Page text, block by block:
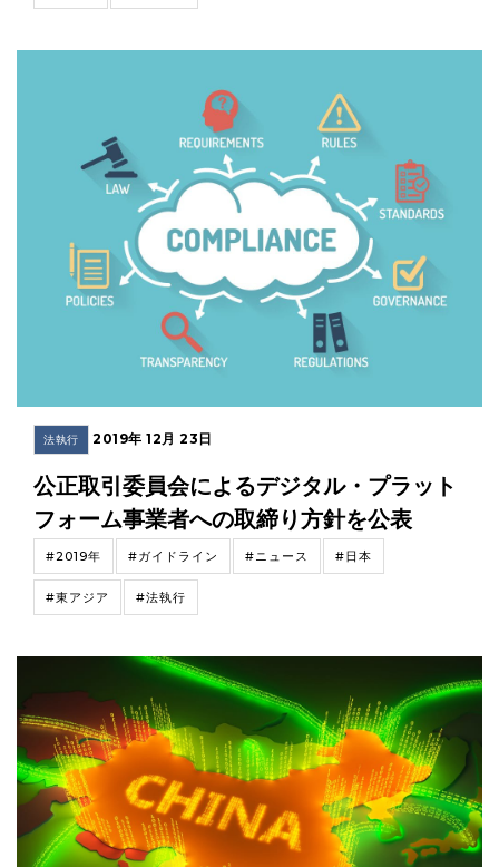
法執行 2019年 12月 23日
公正取引委員会によるデジタル・プラット
フォーム事業者への取締り方針を公表
#2019年 #ガイドライン #ニュース #日本
#東アジア #法執行